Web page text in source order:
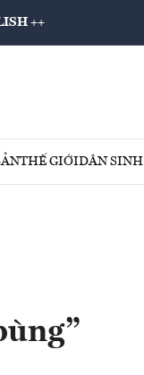
++
THẾ GIỚIDÂN SINH